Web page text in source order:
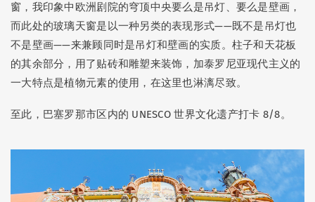
窗，我印象中欧洲剧院的穹顶中央要么是吊灯、要么是壁画，
而此处的玻璃天窗是以一种另类的表现形式——既不是吊灯也
不是壁画——来兼顾同时是吊灯和壁画的实质。柱子和天花板
的其余部分，用了贴砖和雕塑来装饰，加泰罗尼亚现代主义的
一大特点是植物元素的使用，在这里也淋漓尽致。
至此，巴塞罗那市区内的 UNESCO 世界文化遗产打卡 8/8。